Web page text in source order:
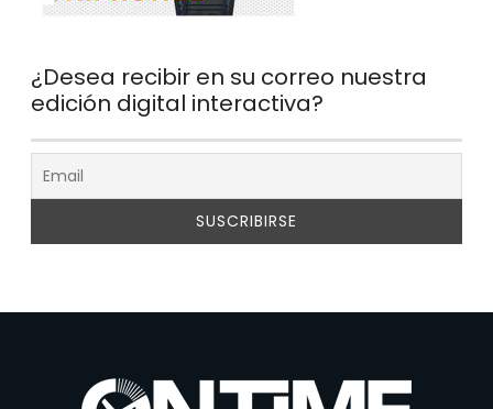
¿Desea recibir en su correo nuestra
edición digital interactiva?